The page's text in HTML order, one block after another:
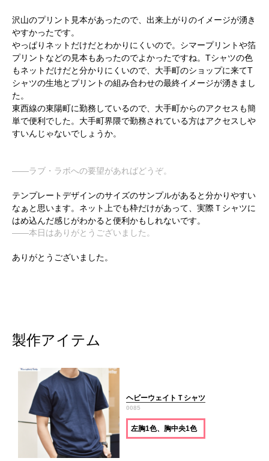
沢山のプリント見本があったので、出来上がりのイメージが湧き
やすかったです。
やっぱりネットだけだとわかりにくいので。シマープリントや箔
プリントなどの見本もあったのでよかったですね。Tシャツの色
もネットだけだと分かりにくいので、大手町のショップに来てT
シャツの生地とプリントの組み合わせの最終イメージが湧きまし
た。
東西線の東陽町に勤務しているので、大手町からのアクセスも簡
単で便利でした。大手町界隈で勤務されている方はアクセスしや
すいんじゃないでしょうか。
――ラブ・ラボへの要望があればどうぞ。
テンプレートデザインのサイズのサンプルがあると分かりやすい
なぁと思います。ネット上でも枠だけがあって、実際Ｔシャツに
はめ込んだ感じがわかると便利かもしれないです。
――本日はありがとうございました。
ありがとうございました。
製作アイテム
ヘビーウェイトＴシャツ
0085
左胸1色、胸中央1色